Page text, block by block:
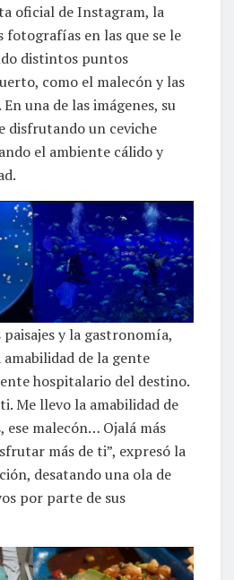
oficial de Instagram, la
en las que se le
distintos puntos
como el malecón y las
una de las imágenes, su
disfrutando un ceviche
el ambiente cálido y
y la gastronomía,
de la gente
hospitalario del destino.
Me llevo la amabilidad de
ese malecón… Ojalá más
más de ti”, expresó la
desatando una ola de
por parte de sus